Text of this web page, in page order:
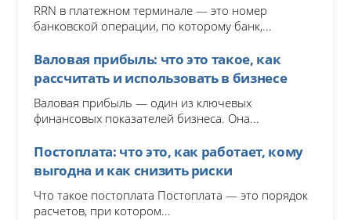
RRN в платежном терминале — это номер
банковской операции, по которому банк,...
Валовая прибыль: что это такое, как
рассчитать и использовать в бизнесе
Валовая прибыль — один из ключевых
финансовых показателей бизнеса. Она...
Постоплата: что это, как работает, кому
выгодна и как снизить риски
Что такое постоплата Постоплата — это порядок
расчетов, при котором...